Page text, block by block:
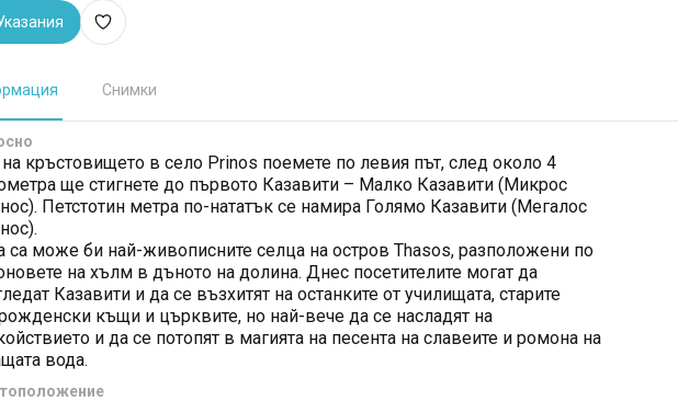
Снимки
кръстовището в село Prinos поемете по левия път, след около 4
ще стигнете до първото Казавити – Малко Казавити (Микрос
Петстотин метра по-нататък се намира Голямо Казавити (Мегалос
са може би най-живописните селца на остров Thasos, разположени по
на хълм в дъното на долина. Днес посетителите могат да
Казавити и да се възхитят на останките от училищата, старите
къщи и църквите, но най-вече да се насладят на
и да се потопят в магията на песента на славеите и ромона на
вода.